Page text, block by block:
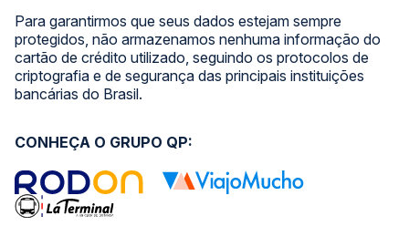
Para garantirmos que seus dados estejam sempre
protegidos, não armazenamos nenhuma informação do
cartão de crédito utilizado, seguindo os protocolos de
criptografia e de segurança das principais instituições
bancárias do Brasil.
CONHEÇA O GRUPO QP: